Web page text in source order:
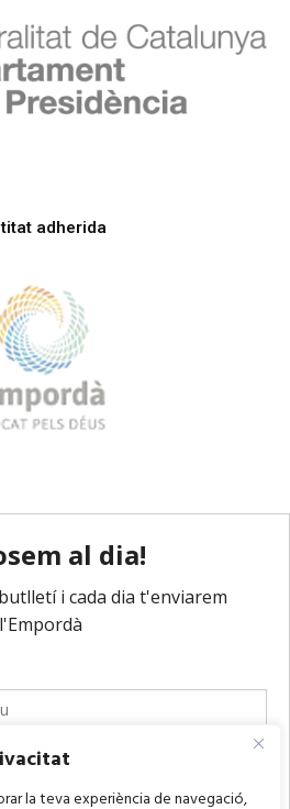
la teva experiència de navegació,
adherida